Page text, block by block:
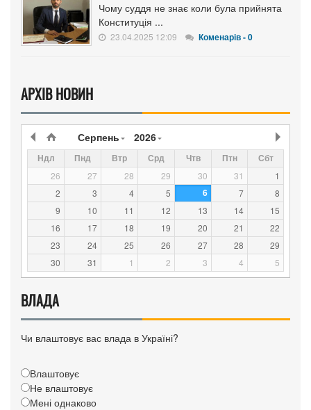
Чому суддя не знає коли була прийнята
Конституція ...
23.04.2025 12:09 Коменарів - 0
АРХІВ НОВИН
Серпень 2026
Ндл Пнд Втр Срд Чтв Птн Сбт
26 27 28 29 30 31
1
2
3 4 5 6 7
8
9
10 11 12 13 14
15
16
17 18 19 20 21
22
23
24 25 26 27 28
29
30
31 1 2 3 4 5
ВЛАДА
Чи влаштовує вас влада в Україні?
Влаштовує
Не влаштовує
Мені однаково